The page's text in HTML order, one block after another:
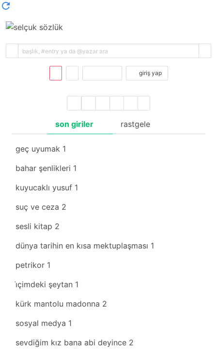
giriş yap
son giriler rastgele
geç uyumak 1
bahar şenlikleri 1
kuyucaklı yusuf 1
suç ve ceza 2
sesli kitap 2
dünya tarihin en kısa mektuplaşması 1
petrikor 1
i̇çimdeki şeytan 1
kürk mantolu madonna 2
sosyal medya 1
sevdiğim kız bana abi deyince 2